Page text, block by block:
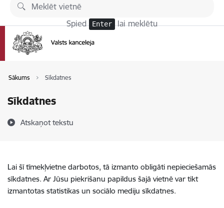
Pāriet uz lapas saturu
Spied Enter lai meklētu
Sākums Sīkdatnes
Sīkdatnes
Atskaņot tekstu
Lai šī tīmekļvietne darbotos, tā izmanto obligāti nepieciešamās
sīkdatnes. Ar Jūsu piekrišanu papildus šajā vietnē var tikt
izmantotas statistikas un sociālo mediju sīkdatnes.